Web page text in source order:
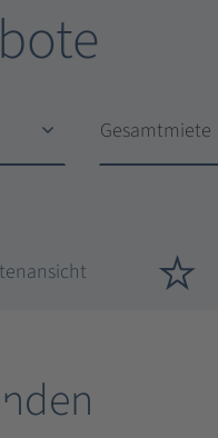
Gesamtmiete